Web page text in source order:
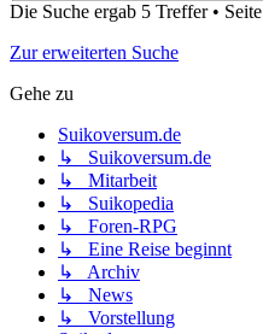
Die Suche ergab 5 Treffer • Seite
Zur erweiterten Suche
Gehe zu
Suikoversum.de
↳ Suikoversum.de
↳ Mitarbeit
↳ Suikopedia
↳ Foren-RPG
↳ Eine Reise beginnt
↳ Archiv
↳ News
↳ Vorstellung